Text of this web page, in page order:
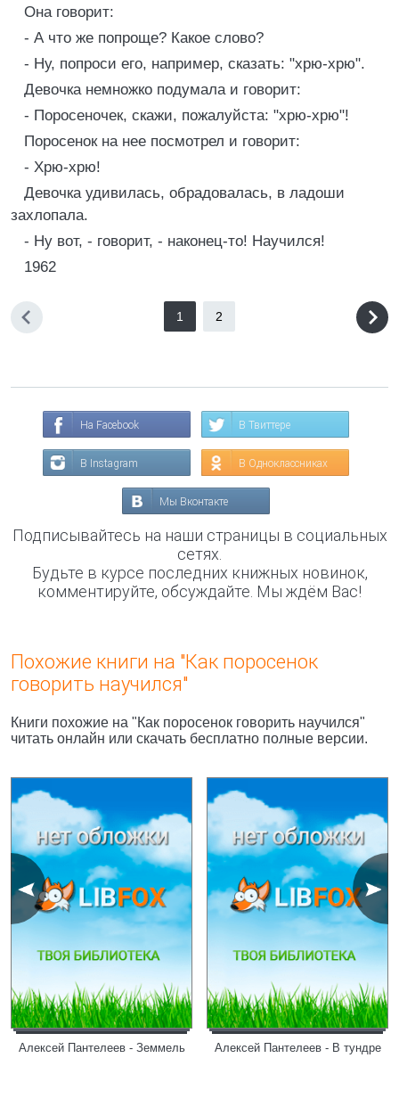
Она говорит:
- А что же попроще? Какое слово?
- Ну, попроси его, например, сказать: "хрю-хрю".
Девочка немножко подумала и говорит:
- Поросеночек, скажи, пожалуйста: "хрю-хрю"!
Поросенок на нее посмотрел и говорит:
- Хрю-хрю!
Девочка удивилась, обрадовалась, в ладоши
захлопала.
- Ну вот, - говорит, - наконец-то! Научился!
1962
1 2
На Facebook В Твиттере
В Instagram В Одноклассниках
Мы Вконтакте
Подписывайтесь на наши страницы в социальных
сетях.
Будьте в курсе последних книжных новинок,
комментируйте, обсуждайте. Мы ждём Вас!
Похожие книги на "Как поросенок
говорить научился"
Книги похожие на "Как поросенок говорить научился"
читать онлайн или скачать бесплатно полные версии.
Алексей Пантелеев - Земмель Алексей Пантелеев - В тундре